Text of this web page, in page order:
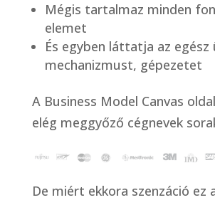
Mégis tartalmaz minden
elemet
És egyben láttatja az egész
mechanizmust, gépezetet
A Business Model Canvas
elég meggyőző cégnevek
De miért ekkora szenzáció ez